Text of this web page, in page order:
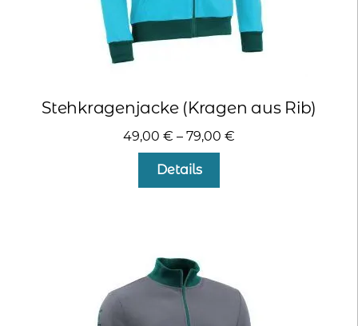
Stehkragenjacke (Kragen aus Rib)
49,00 € – 79,00 €
Details
Optionen
können